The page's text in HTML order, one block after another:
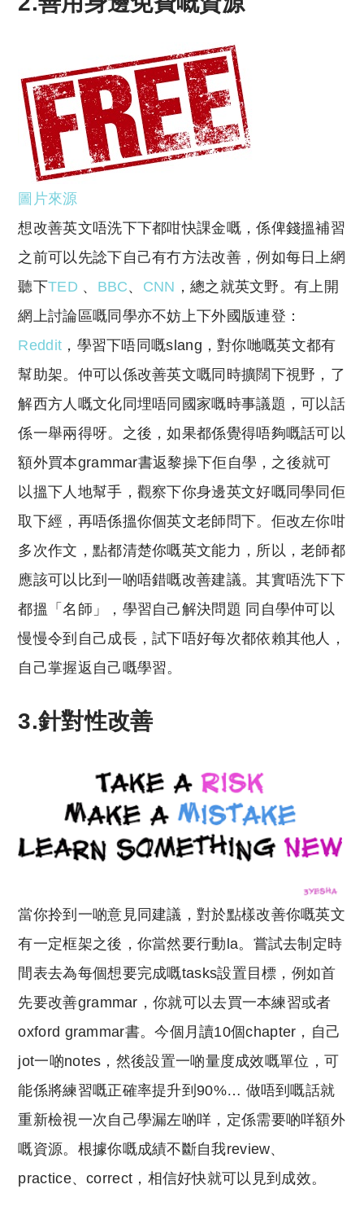
圖片來源
想改善英文唔洗下下都咁快課金嘅，係俾錢搵補習
之前可以先諗下自己有冇方法改善，例如每日上網
聽下TED 、 BBC、 CNN ，總之就英文野。有上開
網上討論區嘅同學亦不妨上下外國版連登：
Reddit ，學習下唔同嘅slang，對你哋嘅英文都有
幫助架。仲可以係改善英文嘅同時擴闊下視野，了
解西方人嘅文化同埋唔同國家嘅時事議題，可以話
係一舉兩得呀。之後，如果都係覺得唔夠嘅話可以
額外買本grammar書返黎操下佢自學，之後就可
以搵下人地幫手，觀察下你身邊英文好嘅同學同佢
取下經，再唔係搵你個英文老師問下。佢改左你咁
多次作文，點都清楚你嘅英文能力，所以，老師都
應該可以比到一啲唔錯嘅改善建議。其實唔洗下下
都搵「名師」，學習自己解決問題 同自學仲可以
慢慢令到自己成長，試下唔好每次都依賴其他人，
自己掌握返自己嘅學習。
3.針對性改善
當你拎到一啲意見同建議，對於點樣改善你嘅英文
有一定框架之後，你當然要行動la。嘗試去制定時
間表去為每個想要完成嘅tasks設置目標，例如首
先要改善grammar，你就可以去買一本練習或者
oxford grammar書。今個月讀10個chapter，自己
jot一啲notes，然後設置一啲量度成效嘅單位，可
能係將練習嘅正確率提升到90%… 做唔到嘅話就
重新檢視一次自己學漏左啲咩，定係需要啲咩額外
嘅資源。根據你嘅成績不斷自我review、
practice、correct，相信好快就可以見到成效。